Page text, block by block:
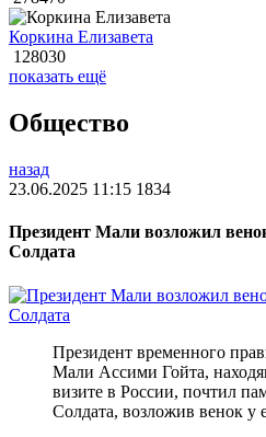
Коркина Елизавета
128030
показать ещё
Общество
назад
23.06.2025 11:15 1834
Президент Мали возложил
Солдата
Президент временного
Мали Ассими Гойта,
визите в России, почтил
Солдата, возложив венок у